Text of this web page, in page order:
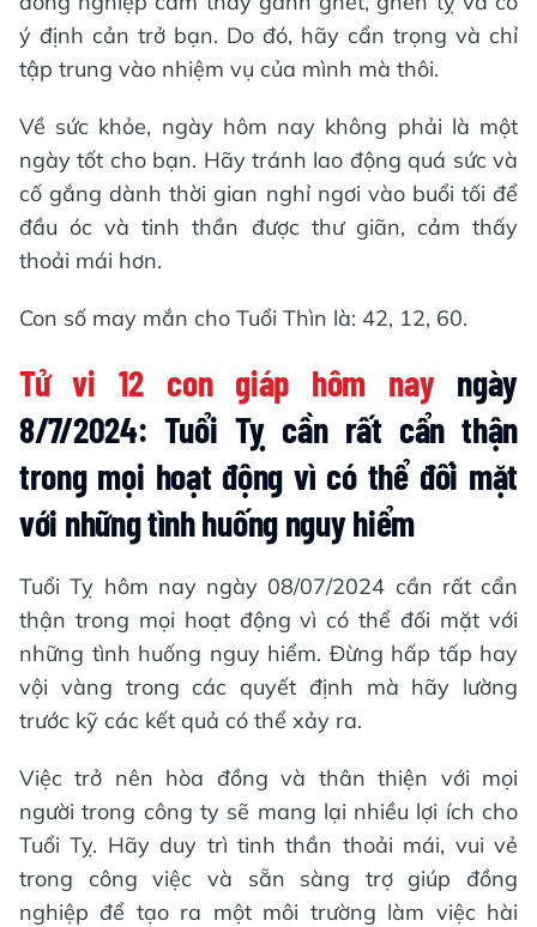
ý định cản trở bạn. Do đó, hãy cẩn trọng và chỉ
tập trung vào nhiệm vụ của mình mà thôi.
Về sức khỏe, ngày hôm nay không phải là một
ngày tốt cho bạn. Hãy tránh lao động quá sức và
cố gắng dành thời gian nghỉ ngơi vào buổi tối để
đầu óc và tinh thần được thư giãn, cảm thấy
thoải mái hơn.
Con số may mắn cho Tuổi Thìn là: 42, 12, 60.
Tử vi 12 con giáp hôm nayngày
8/7/2024: Tuổi Tỵ cần rất cẩn thận
trong mọi hoạt động vì có thể đối mặt
với những tình huống nguy hiểm
Tuổi Tỵ hôm nay ngày 08/07/2024 cần rất cẩn
thận trong mọi hoạt động vì có thể đối mặt với
những tình huống nguy hiểm. Đừng hấp tấp hay
vội vàng trong các quyết định mà hãy lường
trước kỹ các kết quả có thể xảy ra.
Việc trở nên hòa đồng và thân thiện với mọi
người trong công ty sẽ mang lại nhiều lợi ích cho
Tuổi Tỵ. Hãy duy trì tinh thần thoải mái, vui vẻ
trong công việc và sẵn sàng trợ giúp đồng
nghiệp để tạo ra một môi trường làm việc hài